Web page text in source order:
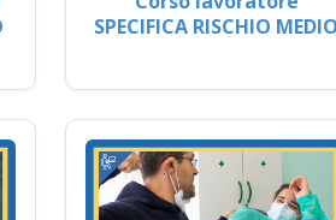
SPECIFICA RISCHIO